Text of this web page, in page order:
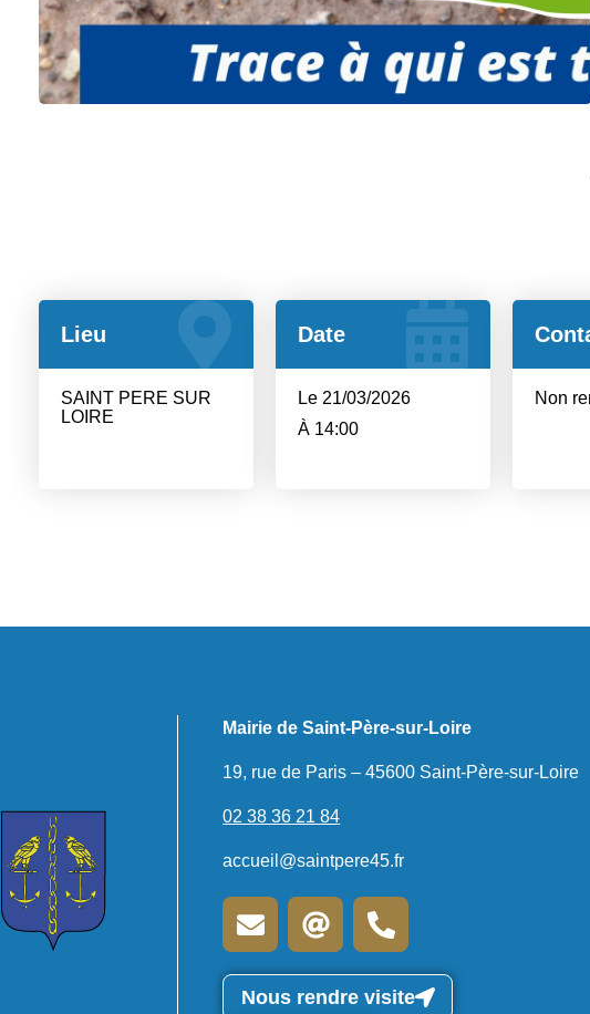
Lieu
SAINT PERE SUR
LOIRE
Date
Le 21/03/2026
À 14:00
Non
Mairie de Saint-Père-sur-Loire
19, rue de Paris – 45600 Saint-Père-sur-Loire
02 38 36 21 84
accueil@saintpere45.fr
Nous rendre visite